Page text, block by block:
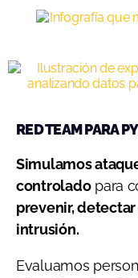
RED TEAM PARA
Simulamos
controladopara
prevenir,
intrusión.
Evaluamos